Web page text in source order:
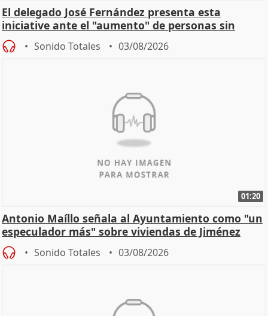
El delegado José Fernández presenta esta
iniciative ante el "aumento" de personas sin
hogar en Madri
Sonido Totales 03/08/2026
01:20
Antonio Maíllo señala al Ayuntamiento como "un
especulador más" sobre viviendas de Jiménez
Becerril
Sonido Totales 03/08/2026